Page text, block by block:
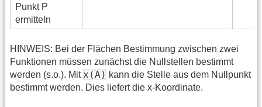
Punkt P
ermitteln
HINWEIS: Bei der Flächen Bestimmung zwischen zwei
Funktionen müssen zunächst die Nullstellen bestimmt
werden (s.o.). Mit x(A) kann die Stelle aus dem Nullpunkt
bestimmt werden. Dies liefert die x-Koordinate.